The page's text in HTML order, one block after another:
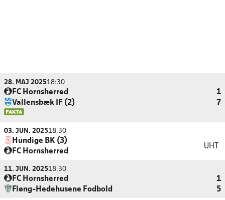
28. MAJ 202518:30
FC Hornsherred
1
Vallensbæk IF (2)
7
03. JUN. 202518:30
Hundige BK (3)
FC Hornsherred
UHT
11. JUN. 202518:30
FC Hornsherred
1
Fløng-Hedehusene Fodbold
5